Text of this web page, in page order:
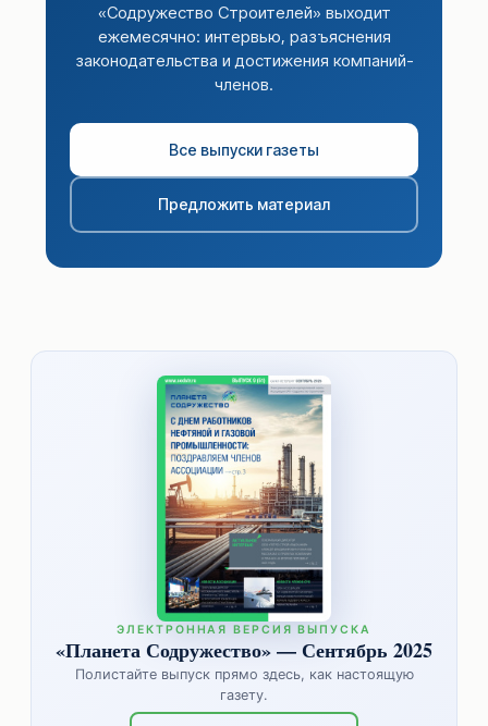
«Содружество Строителей» выходит
ежемесячно: интервью, разъяснения
законодательства и достижения компаний-
членов.
Все выпуски газеты
Предложить материал
ЭЛЕКТРОННАЯ ВЕРСИЯ ВЫПУСКА
«Планета Содружество» — Сентябрь 2025
Полистайте выпуск прямо здесь, как настоящую
газету.